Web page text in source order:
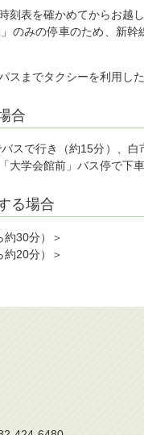
表を確かめてからお越し
のみの停車のため、新
スまでタクシーを利用し
合
スで行き（約15分）、
大学会館前」バス停で下車
る場合
約30分）＞
約20分）＞